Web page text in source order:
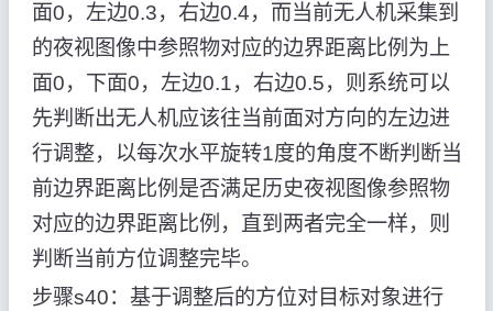
面0，左边0.3，右边0.4，而当前无人机采集到
的夜视图像中参照物对应的边界距离比例为上
面0，下面0，左边0.1，右边0.5，则系统可以
先判断出无人机应该往当前面对方向的左边进
行调整，以每次水平旋转1度的角度不断判断当
前边界距离比例是否满足历史夜视图像参照物
对应的边界距离比例，直到两者完全一样，则
判断当前方位调整完毕。
步骤s40：基于调整后的方位对目标对象进行